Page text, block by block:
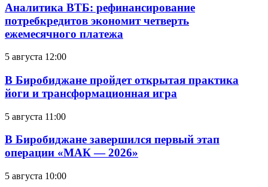
Аналитика ВТБ: рефинансирование
потребкредитов экономит четверть
ежемесячного платежа
5 августа 12:00
В Биробиджане пройдет открытая практика
йоги и трансформационная игра
5 августа 11:00
В Биробиджане завершился первый этап
операции «МАК — 2026»
5 августа 10:00